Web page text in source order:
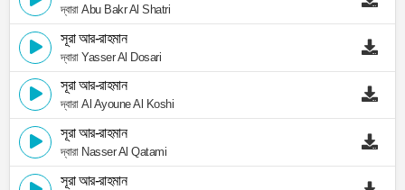
দ্বারা Abu Bakr Al Shatri
সূরা আর-রাহমান
দ্বারা Yasser Al Dosari
সূরা আর-রাহমান
দ্বারা Al Ayoune Al Koshi
সূরা আর-রাহমান
দ্বারা Nasser Al Qatami
সূরা আর-রাহমান